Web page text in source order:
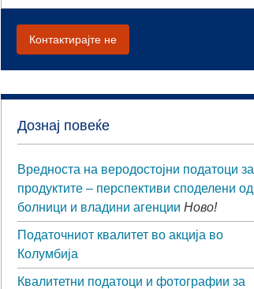
Контактирајте не
Дознај повеќе
Вредноста на веродостојни податоци за
продуктите – перспективи споделени од
болници и владини агенции Ново!
Податочниот квалитет во акција во
Колумбија
Квалитетни податоци и фотографии за